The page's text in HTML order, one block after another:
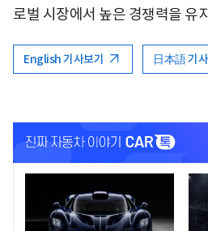
로벌 시장에서 높은 경쟁력을 유
English 기사보기 日本語 기
<